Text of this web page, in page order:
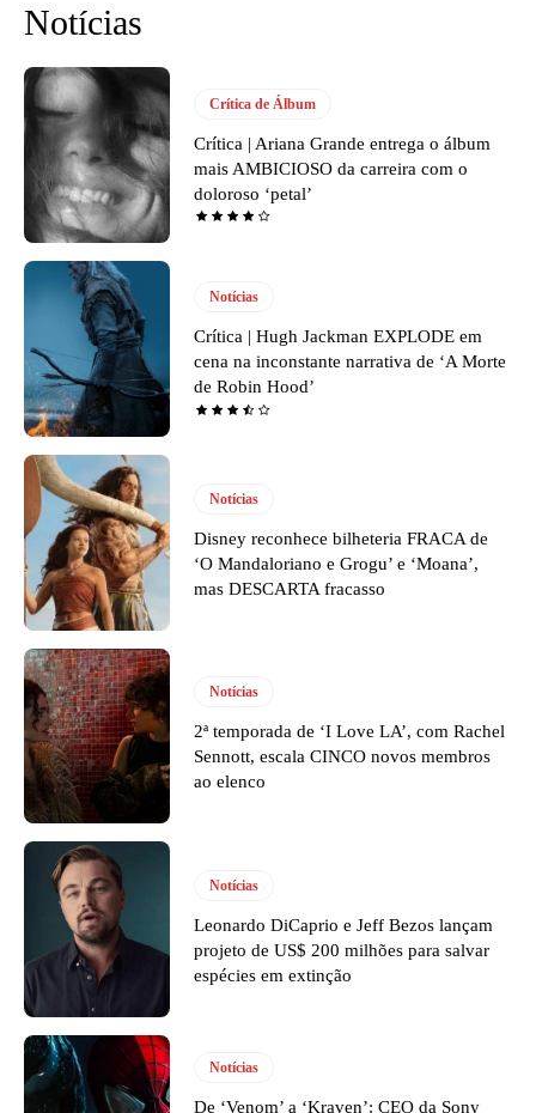
Notícias
Crítica de Álbum
Crítica | Ariana Grande entrega o álbum
mais AMBICIOSO da carreira com o
doloroso ‘petal’
Notícias
Crítica | Hugh Jackman EXPLODE em
cena na inconstante narrativa de ‘A Morte
de Robin Hood’
Notícias
Disney reconhece bilheteria FRACA de
‘O Mandaloriano e Grogu’ e ‘Moana’,
mas DESCARTA fracasso
Notícias
2ª temporada de ‘I Love LA’, com Rachel
Sennott, escala CINCO novos membros
ao elenco
Notícias
Leonardo DiCaprio e Jeff Bezos lançam
projeto de US$ 200 milhões para salvar
espécies em extinção
Notícias
De ‘Venom’ a ‘Kraven’: CEO da Sony